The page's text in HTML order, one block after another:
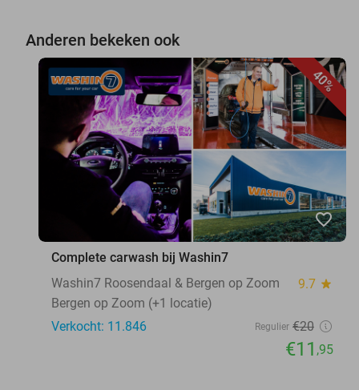
Anderen bekeken ook
40%
favorite_border
Complete carwash bij Washin7
Washin7 Roosendaal & Bergen op Zoom
9.7 star
Bergen op Zoom (+1 locatie)
Verkocht: 11.846
Regulier €20
€11 ,95